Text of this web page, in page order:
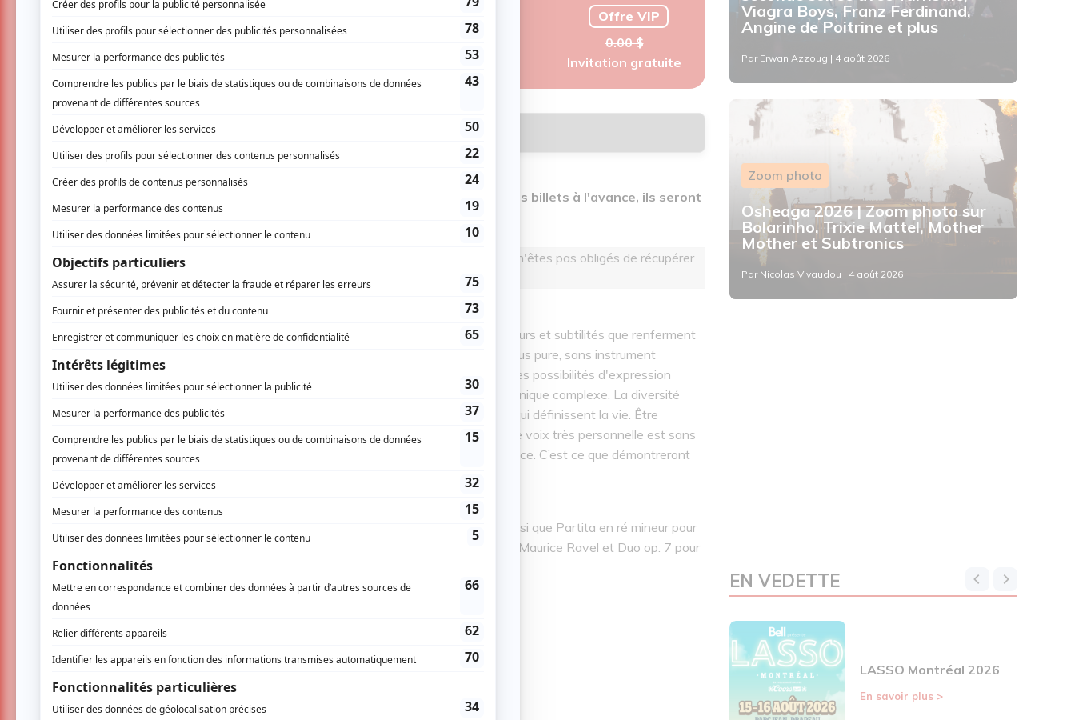
17 mars 2014 - 20h00
Maison de la culture Janine-Sutto (Frontenac)
2550, rue Ontario E.,
Montréal
Offre VIP
0.00 $
Invitation gratuite
En réservant sur atuvu.ca vous n'êtes pas obligés de récupérer vos billets à l'avance, ils seront
disponibles à la porte, le soir même.
Privilège pour les membres atuvu.ca
: en réservant sur atuvu.ca vous n'êtes pas obligés de récupérer
vos billets à l'avance, ils seront disponibles à la porte, le soir même.
Ce concert permettra aux mélomanes de découvrir les nombreuses couleurs et subtilités que renferment
le violon et le violoncelle, qui seront mises en valeur dans leur beauté la plus pure, sans instrument
d’accompagnement. Les instruments à cordes permettent aux artistes des possibilités d'expression
remarquables se rapprochant de la voix humaine, un défi de maîtrise technique complexe. La diversité
sonore qui caractérise ces instruments est aussi variée que les humeurs qui définissent la vie. Être
capable d'intégrer l'instrument au corps et savoir « parler » à travers cette voix très personnelle est sans
doute le langage le plus intègre, qui dépasse toutes les barrières de l'artifice. C’est ce que démontreront
: Suite en sol majeur pour violoncelle seul, BWV 1007 ainsi que Partita en ré mineur pour
violon seul, BWV 1004 de J.S. Bach, Sonate pour violon et violoncelle de Maurice Ravel et Duo op. 7 pour
violon et violoncelle de Zoltan Kodaly.
Viagra Boys, Franz Ferdinand,
Angine de Poitrine et plus
Par Erwan Azzoug | 4 août 2026
Zoom photo
Osheaga 2026 | Zoom photo sur
Bolarinho, Trixie Mattel, Mother
Mother et Subtronics
Par Nicolas Vivaudou | 4 août 2026
EN VEDETTE
LASSO Montréal 2026
En savoir plus >